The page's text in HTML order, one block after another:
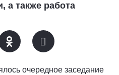
а также работа
очередное заседание